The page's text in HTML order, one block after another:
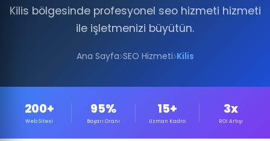
Kilis bölgesinde profesyonel seo hizmeti hizmeti
ile işletmenizi büyütün.
Ana Sayfa SEO Hizmeti Kilis
200+
Web Sitesi
95%
Başarı Oranı
15+
Uzman Kadro
3x
ROI Artışı